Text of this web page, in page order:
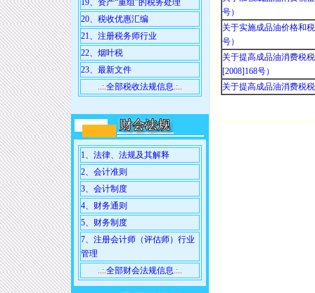
19、资产“重组”的税务处理
20、税收优惠汇编
21、注册税务师行业
22、烟叶税
23、最新文件
..:.全部税收法规信息.:..
1、法律、法规及其解释
2、会计准则
3、会计制度
4、财务通则
5、财务制度
7、注册会计师（评估师）行业
管理
..:.全部财会法规信息.:..
号）
关于实施成品油价格和
号）
关于提高成品油消费税
[2008]168号）
关于提高成品油消费税